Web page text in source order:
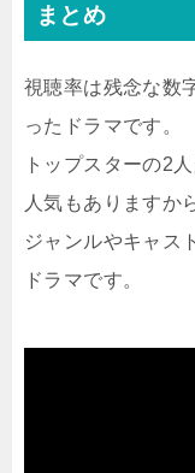
まとめ
視聴率は残念な数
ったドラマです。
トップスターの2
人気もありますか
ジャンルやキャス
ドラマです。